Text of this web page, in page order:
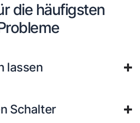
die häufigsten
lassen
Schalter